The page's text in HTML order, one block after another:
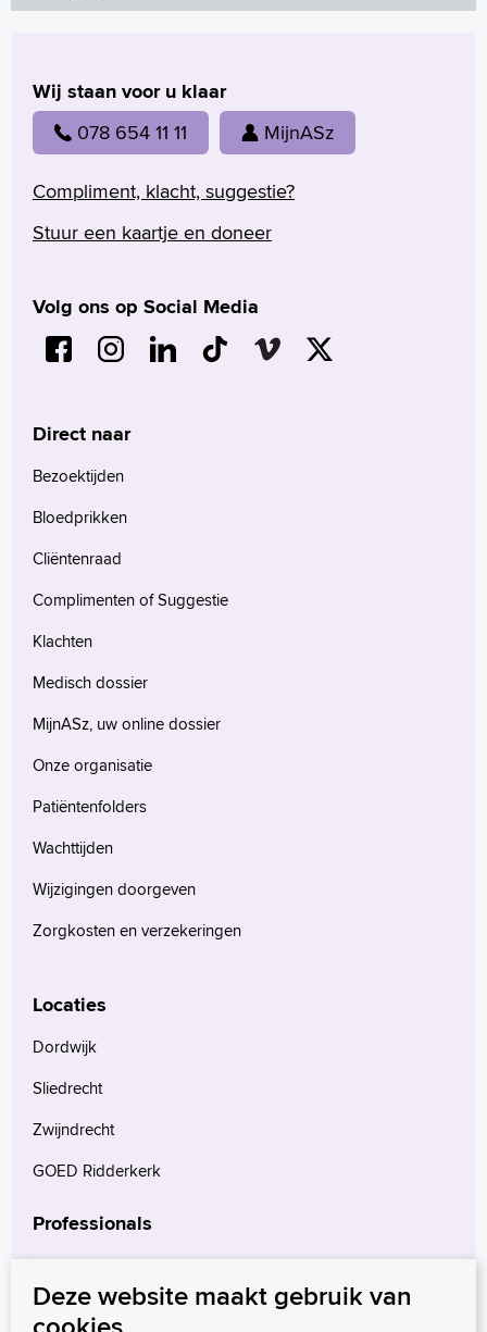
Zoeken
Français
Polski
Türkçe
Arabisch
Wij staan voor u klaar
078 654 11 11 MijnASz
Compliment, klacht, suggestie?
Stuur een kaartje en doneer
Volg ons op Social Media
Direct naar
Bezoektijden
Bloedprikken
Cliëntenraad
Complimenten of Suggestie
Klachten
Medisch dossier
MijnASz, uw online dossier
Onze organisatie
Patiëntenfolders
Wachttijden
Wijzigingen doorgeven
Zorgkosten en verzekeringen
Locaties
Dordwijk
Sliedrecht
Zwijndrecht
GOED Ridderkerk
Professionals
Verwijzers
Wetenschappelijk onderzoek
Deze website maakt gebruik van